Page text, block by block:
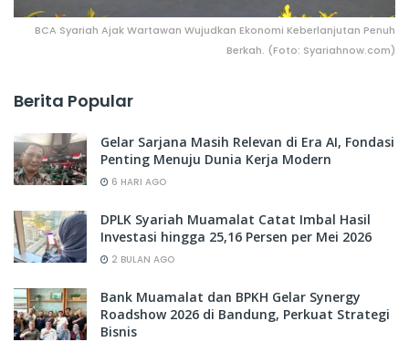
BCA Syariah Ajak Wartawan Wujudkan Ekonomi Keberlanjutan Penuh
Berkah. (Foto: Syariahnow.com)
Berita Popular
Gelar Sarjana Masih Relevan di Era AI, Fondasi
Penting Menuju Dunia Kerja Modern
6 HARI AGO
DPLK Syariah Muamalat Catat Imbal Hasil
Investasi hingga 25,16 Persen per Mei 2026
2 BULAN AGO
Bank Muamalat dan BPKH Gelar Synergy
Roadshow 2026 di Bandung, Perkuat Strategi
Bisnis